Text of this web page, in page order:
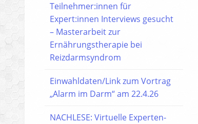
Teilnehmer:innen für
Expert:innen Interviews gesucht
– Masterarbeit zur
Ernährungstherapie bei
Reizdarmsyndrom
Einwahldaten/Link zum Vortrag
„Alarm im Darm“ am 22.4.26
NACHLESE: Virtuelle Experten-